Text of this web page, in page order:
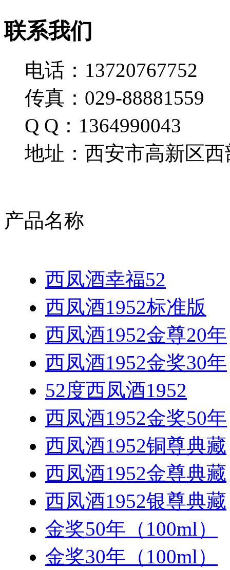
联系我们
电话：13720767752
传真：029-88881559
Q Q：1364990043
地址：西安市高新区西
产品名称
西凤酒幸福52
西凤酒1952标准版
西凤酒1952金尊20年
西凤酒1952金奖30年
52度西凤酒1952
西凤酒1952金奖50年
西凤酒1952铜尊典藏
西凤酒1952金尊典藏
西凤酒1952银尊典藏
金奖50年（100ml）
金奖30年（100ml）